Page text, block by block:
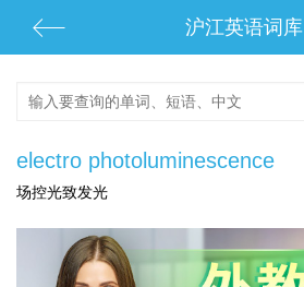
沪江英语词库
electro photoluminescence
场控光致发光